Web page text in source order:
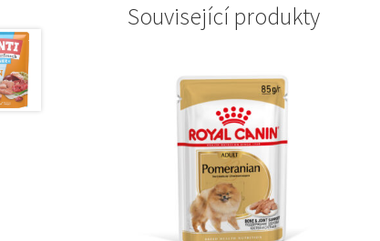
Související produkty